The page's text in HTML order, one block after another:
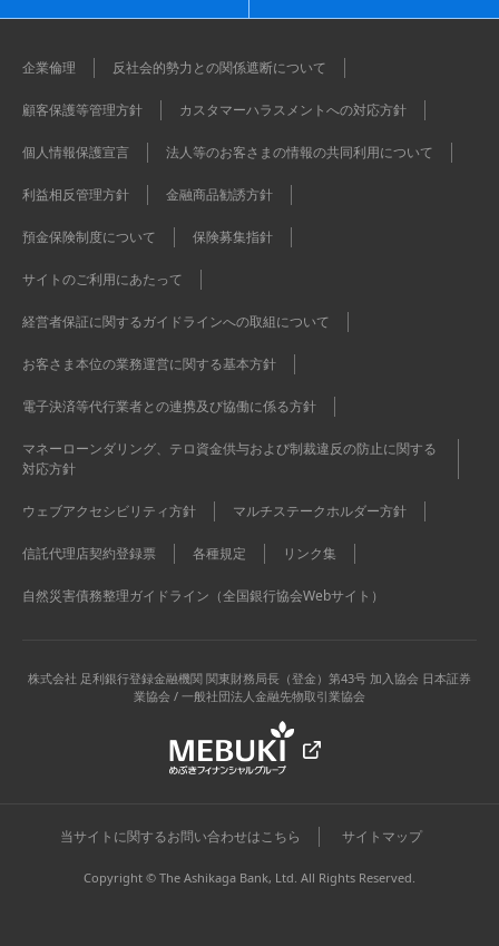
企業倫理 反社会的勢力との関係遮断について
顧客保護等管理方針 カスタマーハラスメントへの対応方針
個人情報保護宣言 法人等のお客さまの情報の共同利用について
利益相反管理方針 金融商品勧誘方針
預金保険制度について 保険募集指針
サイトのご利用にあたって
経営者保証に関するガイドラインへの取組について
お客さま本位の業務運営に関する基本方針
電子決済等代行業者との連携及び協働に係る方針
マネーローンダリング、テロ資金供与および制裁違反の防止に関する
対応方針
ウェブアクセシビリティ方針 マルチステークホルダー方針
信託代理店契約登録票 各種規定 リンク集
自然災害債務整理ガイドライン（全国銀行協会Webサイト）
株式会社 足利銀行登録金融機関 関東財務局長（登金）第43号 加入協会 日本証券
業協会 / 一般社団法人金融先物取引業協会
当サイトに関するお問い合わせはこちら サイトマップ
Copyright © The Ashikaga Bank, Ltd. All Rights Reserved.